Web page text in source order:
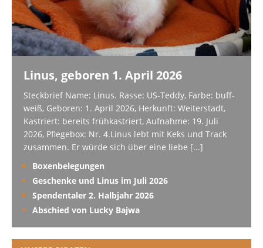
Linus, geboren 1. April 2026
Steckbrief Name: Linus. Rasse: US-Teddy, Farbe: buff-
weiß, Geboren: 1. April 2026, Herkunft: Weiterstadt,
Kastriert: bereits frühkastriert, Aufnahme: 19. Juli
2026, Pflegebox: Nr. 4.Linus lebt mit Keks und Track
zusammen. Er würde sich über eine liebe [...]
Boxenbelegungen
Geschenke und Linus im Juli 2026
Spendentaler 2. Halbjahr 2026
Abschied von Lucky Bajwa